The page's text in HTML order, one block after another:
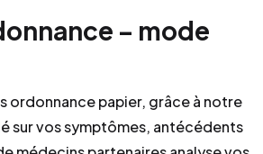
– mode
ordonnance papier, grâce à notre
sur vos symptômes, antécédents